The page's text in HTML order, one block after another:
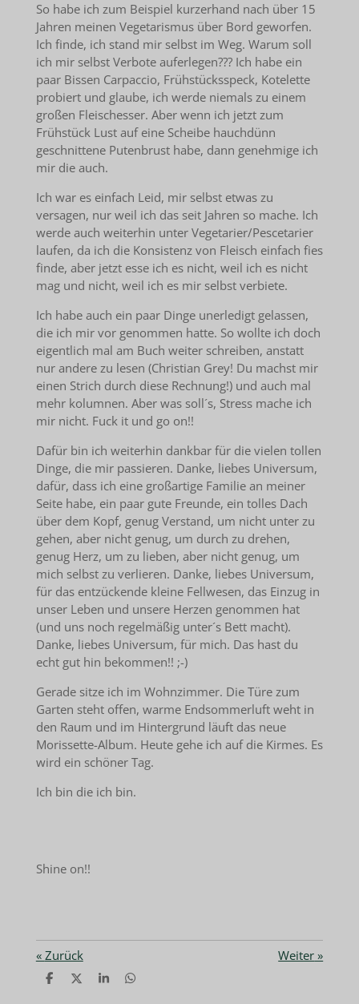
So habe ich zum Beispiel kurzerhand nach über 15
Jahren meinen Vegetarismus über Bord geworfen.
Ich finde, ich stand mir selbst im Weg. Warum soll
ich mir selbst Verbote auferlegen??? Ich habe ein
paar Bissen Carpaccio, Frühstücksspeck, Kotelette
probiert und glaube, ich werde niemals zu einem
großen Fleischesser. Aber wenn ich jetzt zum
Frühstück Lust auf eine Scheibe hauchdünn
geschnittene Putenbrust habe, dann genehmige ich
mir die auch.
Ich war es einfach Leid, mir selbst etwas zu
versagen, nur weil ich das seit Jahren so mache. Ich
werde auch weiterhin unter Vegetarier/Pescetarier
laufen, da ich die Konsistenz von Fleisch einfach fies
finde, aber jetzt esse ich es nicht, weil ich es nicht
mag und nicht, weil ich es mir selbst verbiete.
Ich habe auch ein paar Dinge unerledigt gelassen,
die ich mir vor genommen hatte. So wollte ich doch
eigentlich mal am Buch weiter schreiben, anstatt
nur andere zu lesen (Christian Grey! Du machst mir
einen Strich durch diese Rechnung!) und auch mal
mehr kolumnen. Aber was soll´s, Stress mache ich
mir nicht. Fuck it und go on!!
Dafür bin ich weiterhin dankbar für die vielen tollen
Dinge, die mir passieren. Danke, liebes Universum,
dafür, dass ich eine großartige Familie an meiner
Seite habe, ein paar gute Freunde, ein tolles Dach
über dem Kopf, genug Verstand, um nicht unter zu
gehen, aber nicht genug, um durch zu drehen,
genug Herz, um zu lieben, aber nicht genug, um
mich selbst zu verlieren. Danke, liebes Universum,
für das entzückende kleine Fellwesen, das Einzug in
unser Leben und unsere Herzen genommen hat
(und uns noch regelmäßig unter´s Bett macht).
Danke, liebes Universum, für mich. Das hast du
echt gut hin bekommen!! ;-)
Gerade sitze ich im Wohnzimmer. Die Türe zum
Garten steht offen, warme Endsommerluft weht in
den Raum und im Hintergrund läuft das neue
Morissette-Album. Heute gehe ich auf die Kirmes. Es
wird ein schöner Tag.
Ich bin die ich bin.
Shine on!!
« Zurück Weiter »
T
T
T
T